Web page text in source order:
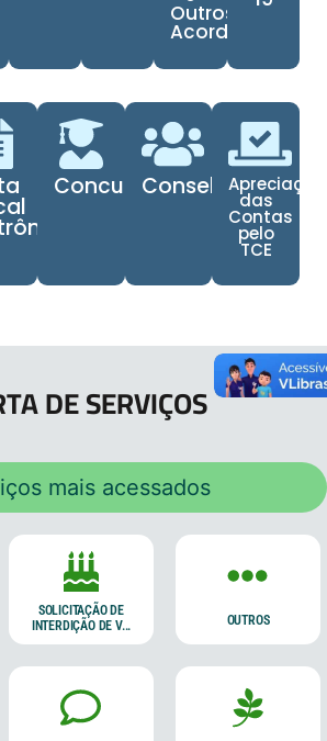
Outros
Acordos
ConcursosConselhosdas
Contas
pelo
TCE
DE SERVIÇOS
mais acessados
SOLICITAÇÃO DE
INTERDIÇÃO DE V...
OUTROS